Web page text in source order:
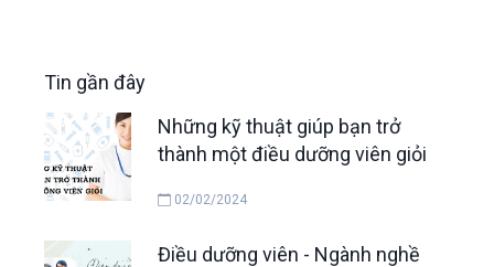
Tin gần đây
Những kỹ thuật giúp bạn trở
thành một điều dưỡng viên giỏi
02/02/2024
Điều dưỡng viên - Ngành nghề